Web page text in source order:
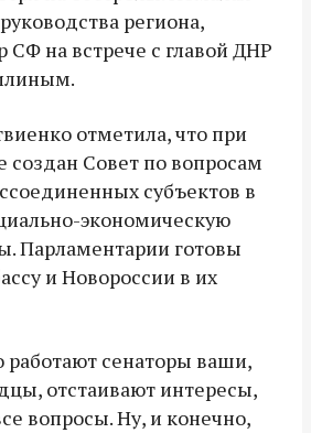
региона,
СФ на встрече с главой ДНР
отметила, что при
создан Совет по вопросам
субъектов в
экономическую
Парламентарии готовы
и Новороссии в их
работают сенаторы ваши,
отстаивают интересы,
вопросы. Ну, и конечно,